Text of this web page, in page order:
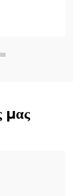
μας